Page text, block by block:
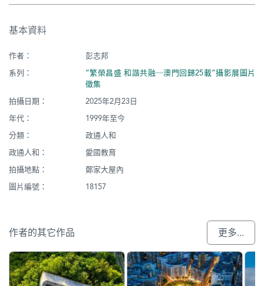
基本資料
作者：
彭志邦
系列：
“繁榮昌盛 和諧共融─澳門回歸25載”攝影展圖片
徵集
拍攝日期：
2025年2月23日
年代：
1999年至今
分類：
政通人和
政通人和：
愛國教育
拍攝地點：
鄭家大屋內
圖片編號：
18157
作者的其它作品 更多...